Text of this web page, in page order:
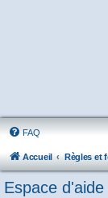
FAQ
Accueil Règles et
Espace